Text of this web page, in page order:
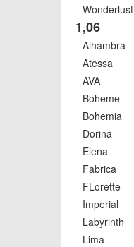
Wonderlust
1,06
Alhambra
Atessa
AVA
Boheme
Bohemia
Dorina
Elena
Fabrica
FLorette
Imperial
Labyrinth
Lima